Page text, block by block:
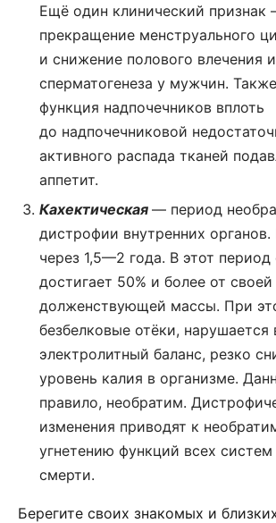
Ещё один клинический признак
прекращение менструального
и снижение полового влечения и
сперматогенеза у мужчин.
функция надпочечников вплоть
до надпочечниковой
активного распада тканей
аппетит.
Кахектическая — период
дистрофии внутренних органов.
через 1,5—2 года. В этот
достигает 50% и более от своей
долженствующей массы. При
безбелковые отёки, нарушается
электролитный баланс, резко
уровень калия в организме.
правило, необратим.
изменения приводят к
угнетению функций всех
смерти.
Берегите своих знакомых и